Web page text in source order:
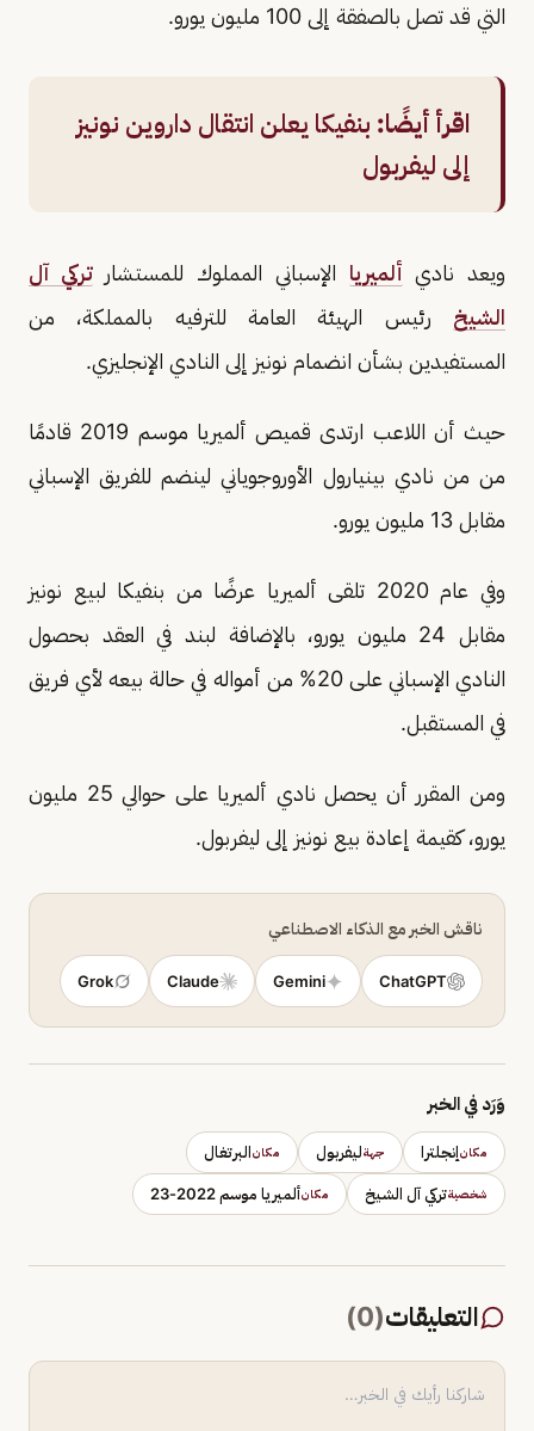
التي قد تصل بالصفقة إلى 100 مليون يورو.
اقرأ أيضًا: بنفيكا يعلن انتقال داروين نونيز
إلى ليفربول
ويعد نادي ألميريا الإسباني المملوك للمستشارتركي آل
الشيخ رئيس الهيئة العامة للترفيه بالمملكة، من
المستفيدين بشأن انضمام نونيز إلى النادي الإنجليزي.
حيث أن اللاعب ارتدى قميص ألميريا موسم 2019 قادمًا
من من نادي بينيارول الأوروجوياني لينضم للفريق الإسباني
مقابل 13 مليون يورو.
وفي عام 2020 تلقى ألميريا عرضًا من بنفيكا لبيع نونيز
مقابل 24 مليون يورو، بالإضافة لبند في العقد بحصول
النادي الإسباني على 20% من أمواله في حالة بيعه لأي فريق
في المستقبل.
ومن المقرر أن يحصل نادي ألميريا على حوالي 25 مليون
يورو، كقيمة إعادة بيع نونيز إلى ليفربول.
ناقش الخبر مع الذكاء الاصطناعي
ChatGPT
Gemini
Claude
Grok
وَرَد في الخبر
مكانإنجلترا جهةليفربول مكانالبرتغال
شخصيةتركي آل الشيخ مكانألميريا موسم 2022-23
التعليقات(
0
)